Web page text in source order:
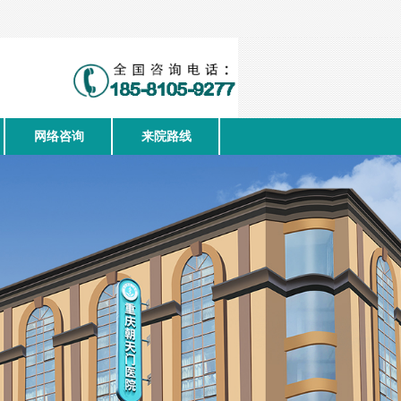
网络咨询 来院路线